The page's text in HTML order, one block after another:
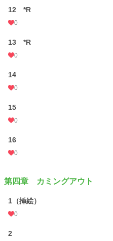
12 *R
0
13 *R
0
14
0
15
0
16
0
第四章 カミングアウト
1（挿絵）
0
2